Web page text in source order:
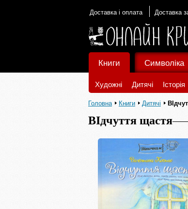
Доставка і оплата Доставка
Книги
Художні Дитячі Історія
Символіка
Головна Книги Дитячі
ВІдчуття щастя